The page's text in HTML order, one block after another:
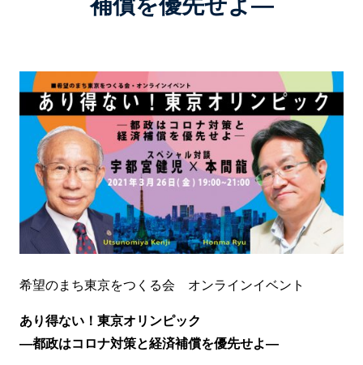
補償を優先せよ―
希望のまち東京をつくる会 オンラインイベント
あり得ない！東京オリンピック
―都政はコロナ対策と経済補償を優先せよ―